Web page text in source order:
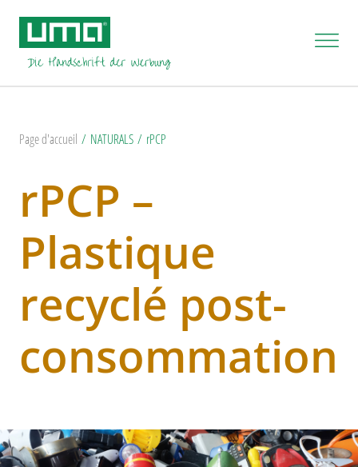
Page d'accueil NATURALS rPCP
rPCP –
Plastique
recyclé post-
consommation